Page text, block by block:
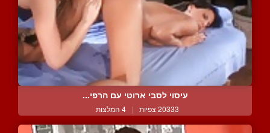
עיסוי לסבי ארוטי עם הרפי...
20333 צפיות | 4 המלצות